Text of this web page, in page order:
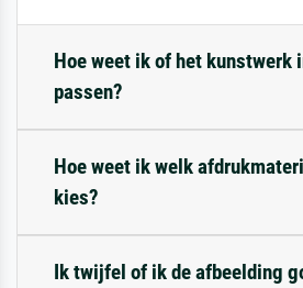
Hoe weet ik of het kunstwerk
passen?
Hoe weet ik welk
kies?
Ik twijfel of ik de afbeelding